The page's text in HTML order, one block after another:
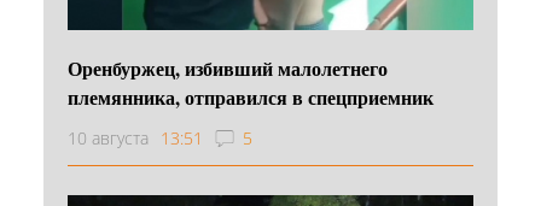
Оренбуржец, избивший малолетнего
племянника, отправился в спецприемник
10 августа 13:51 5